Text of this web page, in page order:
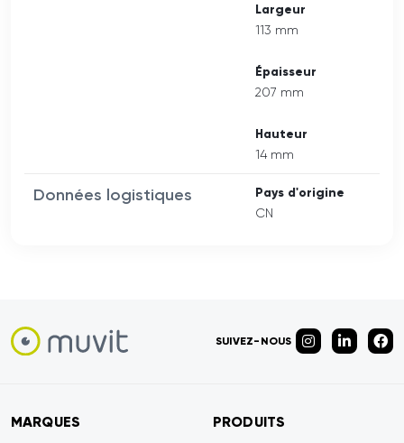
Largeur
113 mm
Épaisseur
207 mm
Hauteur
14 mm
Données logistiques Pays d'origine
CN
SUIVEZ-NOUS
MARQUES PRODUITS